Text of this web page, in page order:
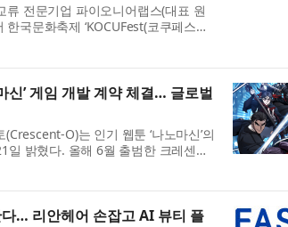
류 전문기업 파이오니어랩스(대표 원
국문화축제 ‘KOCUFest(코쿠페스
먼트(SJ Culture Entertainment, 대표
신’ 게임 개발 계약 체결… 글로벌
O)는 인기 웹툰 ‘나노마신’의
일 밝혔다. 올해 6월 출범한 크레센토
‘포트리스사가’와 ‘냥냥시노비’의 개
… 리안헤어 손잡고 AI 뷰티 플